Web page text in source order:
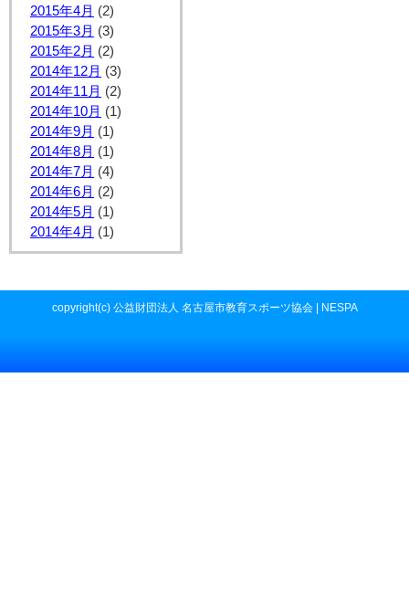
2015年4月 (2)
2015年3月 (3)
2015年2月 (2)
2014年12月 (3)
2014年11月 (2)
2014年10月 (1)
2014年9月 (1)
2014年8月 (1)
2014年7月 (4)
2014年6月 (2)
2014年5月 (1)
2014年4月 (1)
copyright(c) 公益財団法人 名古屋市教育スポーツ協会 | NESPA